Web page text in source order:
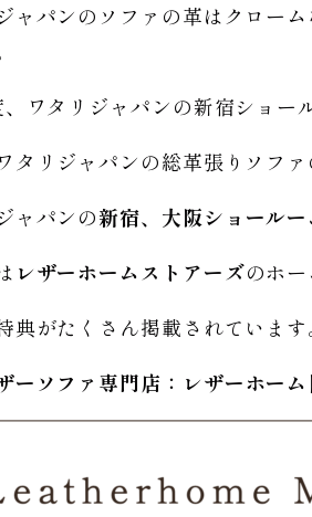
ャパンのソファの革はクロー
、ワタリジャパンの新宿ショ
タリジャパンの総革張りソフ
ャパンの新宿、大阪ショールー
レザーホームストアーズのホ
典がたくさん掲載されています
ーソファ専門店：レザーホーム